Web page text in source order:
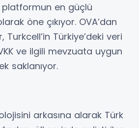
en güçlü
öne çıkıyor. OVA’dan
Türkiye’deki veri
ve ilgili mevzuata uygun
saklanıyor.
arkasına alarak Türk